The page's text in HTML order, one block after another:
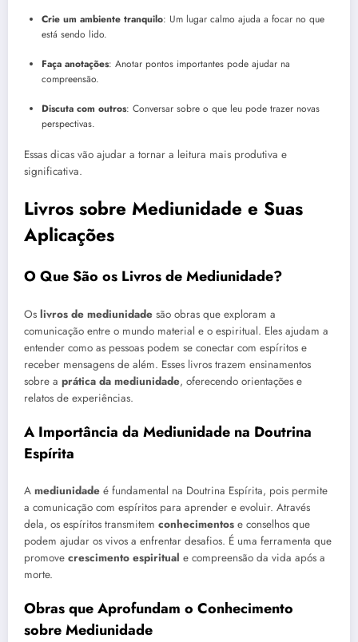
Crie um ambiente tranquilo: Um lugar calmo ajuda a focar no que
está sendo lido.
Faça anotações: Anotar pontos importantes pode ajudar na
compreensão.
Discuta com outros: Conversar sobre o que leu pode trazer novas
perspectivas.
Essas dicas vão ajudar a tornar a leitura mais produtiva e
significativa.
Livros sobre Mediunidade e Suas
Aplicações
O Que São os Livros de Mediunidade?
Os livros de mediunidade são obras que exploram a
comunicação entre o mundo material e o espiritual. Eles ajudam a
entender como as pessoas podem se conectar com espíritos e
receber mensagens de além. Esses livros trazem ensinamentos
sobre a prática da mediunidade, oferecendo orientações e
relatos de experiências.
A Importância da Mediunidade na Doutrina
Espírita
A mediunidade é fundamental na Doutrina Espírita, pois permite
a comunicação com espíritos para aprender e evoluir. Através
dela, os espíritos transmitem conhecimentos e conselhos que
podem ajudar os vivos a enfrentar desafios. É uma ferramenta que
promove crescimento espiritual e compreensão da vida após a
morte.
Obras que Aprofundam o Conhecimento
sobre Mediunidade